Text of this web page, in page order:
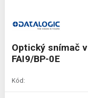
Optický snímač
FAI9/BP-0E
Kód: